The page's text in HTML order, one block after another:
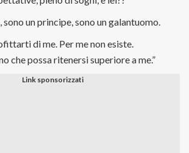
sono un principe, sono un galantuomo.
di me. Per me non esiste.
che possa ritenersi superiore a me.”